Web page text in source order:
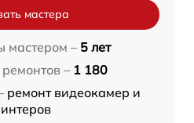
мастера
мастером – 5 лет
– 1 180
ремонт видеокамер и